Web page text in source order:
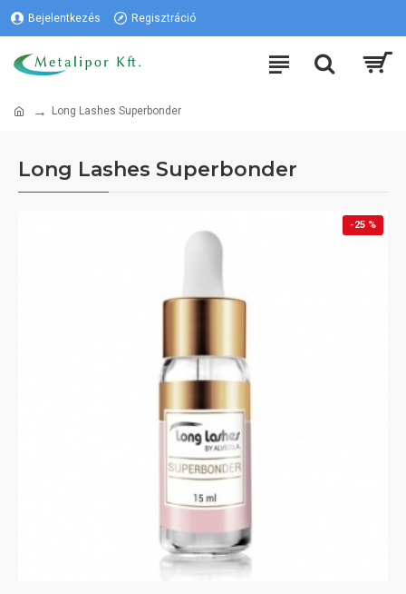
Bejelentkezés Regisztráció
Long Lashes Superbonder
Long Lashes Superbonder
-25 %